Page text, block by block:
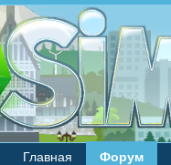
Главная Форум